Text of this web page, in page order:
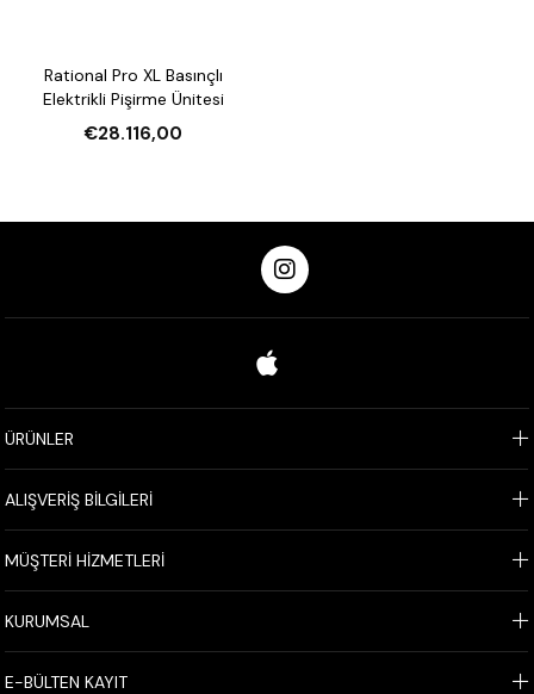
Rational Pro XL Basınçlı
Elektrikli Pişirme Ünitesi
€28.116,00
ÜRÜNLER
ALIŞVERİŞ BİLGİLERİ
MÜŞTERİ HİZMETLERİ
KURUMSAL
E-BÜLTEN KAYIT